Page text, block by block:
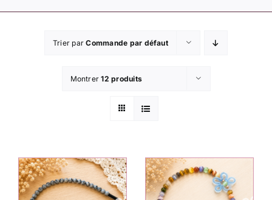
Trier parCommande par défaut
Montrer12 produits